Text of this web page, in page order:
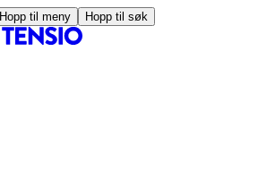
Hopp til meny Hopp til søk